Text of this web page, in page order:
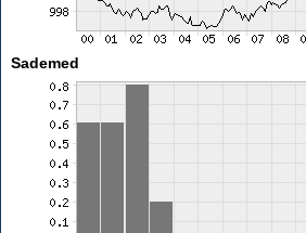
Sademed